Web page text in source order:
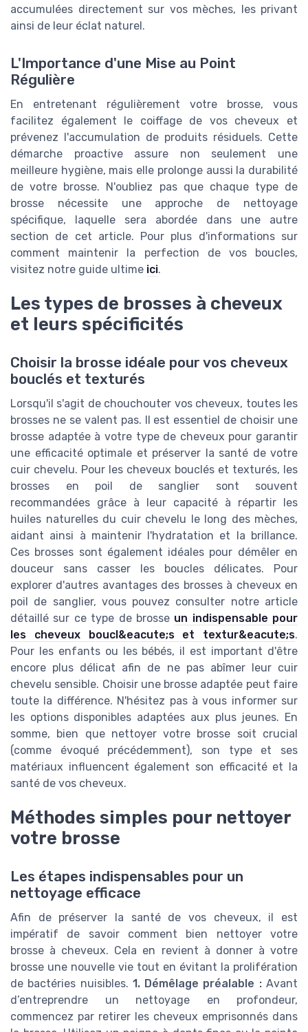
accumulées directement sur vos mèches, les privant
ainsi de leur éclat naturel.
L'Importance d'une Mise au Point
Régulière
En entretenant régulièrement votre brosse, vous
facilitez également le coiffage de vos cheveux et
prévenez l'accumulation de produits résiduels. Cette
démarche proactive assure non seulement une
meilleure hygiène, mais elle prolonge aussi la durabilité
de votre brosse. N'oubliez pas que chaque type de
brosse nécessite une approche de nettoyage
spécifique, laquelle sera abordée dans une autre
section de cet article. Pour plus d'informations sur
comment maintenir la perfection de vos boucles,
visitez notre guide ultime ici.
Les types de brosses à cheveux
et leurs spécificités
Choisir la brosse idéale pour vos cheveux
bouclés et texturés
Lorsqu'il s'agit de chouchouter vos cheveux, toutes les
brosses ne se valent pas. Il est essentiel de choisir une
brosse adaptée à votre type de cheveux pour garantir
une efficacité optimale et préserver la santé de votre
cuir chevelu. Pour les cheveux bouclés et texturés, les
brosses en poil de sanglier sont souvent
recommandées grâce à leur capacité à répartir les
huiles naturelles du cuir chevelu le long des mèches,
aidant ainsi à maintenir l'hydratation et la brillance.
Ces brosses sont également idéales pour démêler en
douceur sans casser les boucles délicates. Pour
explorer d'autres avantages des brosses à cheveux en
poil de sanglier, vous pouvez consulter notre article
détaillé sur ce type de brosse un indispensable pour
les cheveux boucl&eacute;s et textur&eacute;s.
Pour les enfants ou les bébés, il est important d'être
encore plus délicat afin de ne pas abîmer leur cuir
chevelu sensible. Choisir une brosse adaptée peut faire
toute la différence. N'hésitez pas à vous informer sur
les options disponibles adaptées aux plus jeunes. En
somme, bien que nettoyer votre brosse soit crucial
(comme évoqué précédemment), son type et ses
matériaux influencent également son efficacité et la
santé de vos cheveux.
Méthodes simples pour nettoyer
votre brosse
Les étapes indispensables pour un
nettoyage efficace
Afin de préserver la santé de vos cheveux, il est
impératif de savoir comment bien nettoyer votre
brosse à cheveux. Cela en revient à donner à votre
brosse une nouvelle vie tout en évitant la prolifération
de bactéries nuisibles. 1. Démêlage préalable :Avant
d’entreprendre un nettoyage en profondeur,
commencez par retirer les cheveux emprisonnés dans